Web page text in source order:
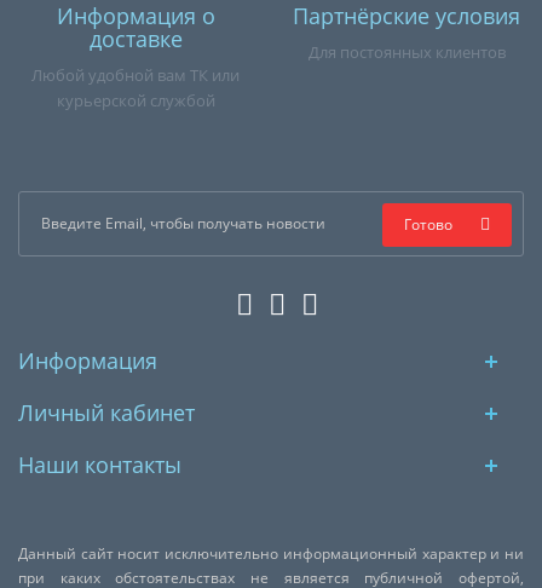
Информация о
доставке
Любой удобной вам ТК или
курьерской службой
Партнёрские условия
Для постоянных клиентов
Готово
Информация
Личный кабинет
Наши контакты
Данный сайт носит исключительно информационный характер и ни
при каких обстоятельствах не является публичной офертой,